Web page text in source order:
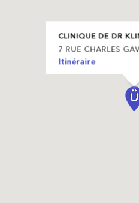
CLINIQUE DE DR
7 RUE CHARLES
Itinéraire